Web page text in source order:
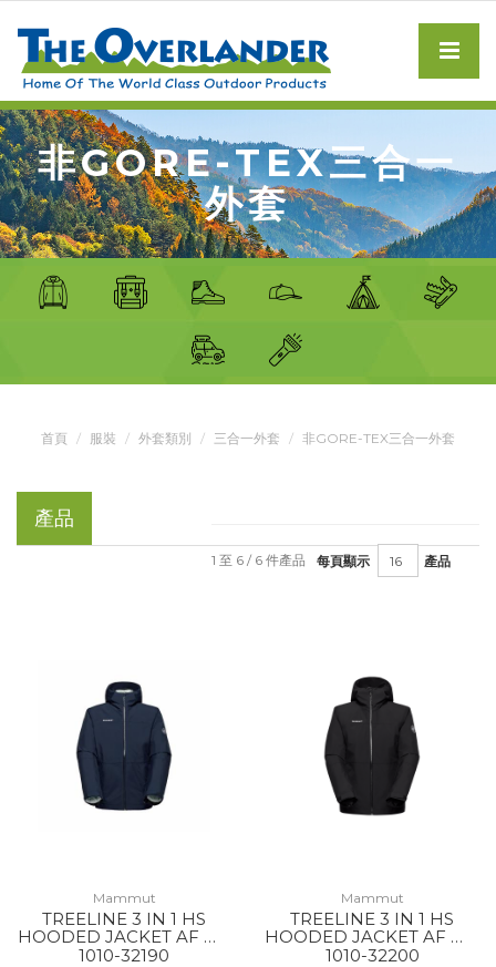
非GORE-TEX三合一
外套
首頁 服裝 外套類別 三合一外套 非GORE-TEX三合一外套
產品
每頁顯示 產品
1 至 6 / 6 件產品
Mammut
TREELINE 3 IN 1 HS
HOODED JACKET AF MS
40294 DARK MARSH-
1010-32190
Mammut
TREELINE 3 IN 1 HS
HOODED JACKET AF WS
0052 BLACK-BLACK
1010-32200